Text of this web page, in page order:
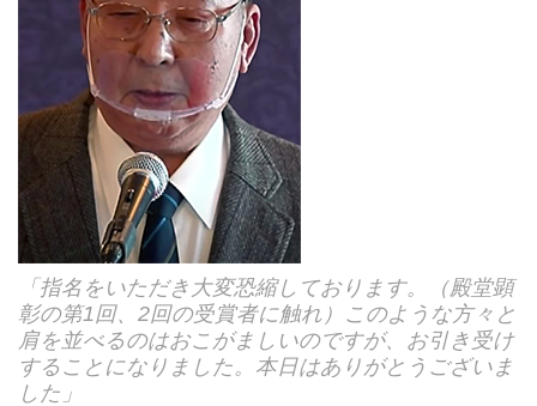
「指名をいただき大変恐縮しております。（殿堂顕
彰の第1回、2回の受賞者に触れ）このような方々と
肩を並べるのはおこがましいのですが、お引き受け
することになりました。本日はありがとうございま
した」